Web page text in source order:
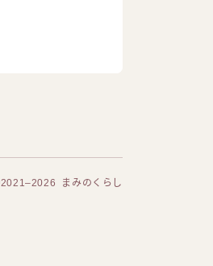
2021–2026 まみのくらし